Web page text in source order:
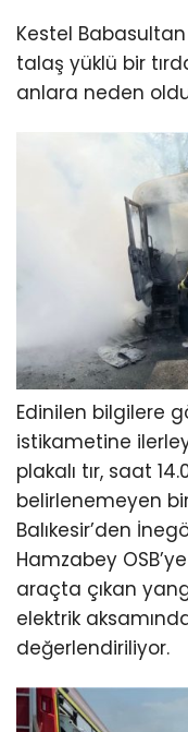
Kestel
talaş yüklü bir
anlara neden
Edinilen bilgilere
istikametine
plakalı tır, saat
belirlenemeyen
Balıkesir’den
Hamzabey
araçta çıkan
elektrik
değerlendiriliyor.